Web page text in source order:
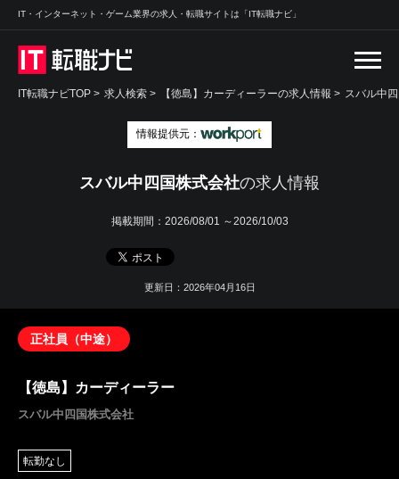
IT・インターネット・ゲーム業界の求人・転職サイトは「IT転職ナビ」
IT転職ナビTOP > 求人検索 > 【徳島】カーディーラーの求人情報 > スバル中
情報提供元：
スバル中四国株式会社の求人情報
掲載期間： 2026/08/01 ～2026/10/03
更新日：2026年04月16日
正社員（中途）
【徳島】カーディーラー
スバル中四国株式会社
転勤なし